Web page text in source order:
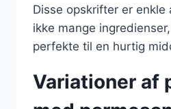
Disse opskrifter er
ikke mange
perfekte til en hurtig
Variationer af